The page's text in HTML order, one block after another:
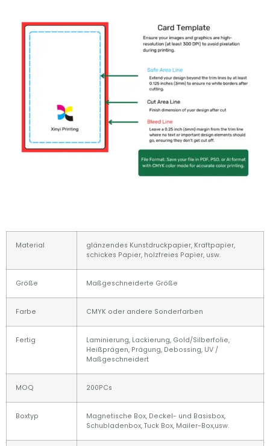
Material
glänzendes Kunstdruckpapier, Kraftpapier,
schickes Papier, holzfreies Papier, usw.
Größe Maßgeschneiderte Größe
Farbe CMYK oder andere Sonderfarben
Fertig
Laminierung, Lackierung, Gold/Silberfolie,
Heißprägen, Prägung, Debossing, UV /
Maßgeschneidert
MOQ 200PCs
Boxtyp
Magnetische Box, Deckel- und Basisbox,
Schubladenbox, Tuck Box, Mailer-Box,usw.